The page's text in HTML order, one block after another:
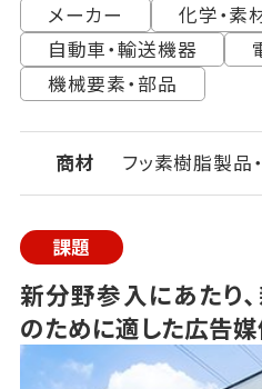
メーカー
化学・素
自動車・輸送機器
機械要素・部品
商材 フッ素樹脂製品
課題
新分野参入にあたり
のために適した広告媒